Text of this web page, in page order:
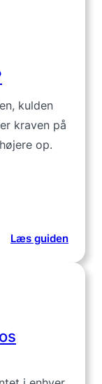
kulden
kraven på
op.
Læs guiden:
Kan
jeg